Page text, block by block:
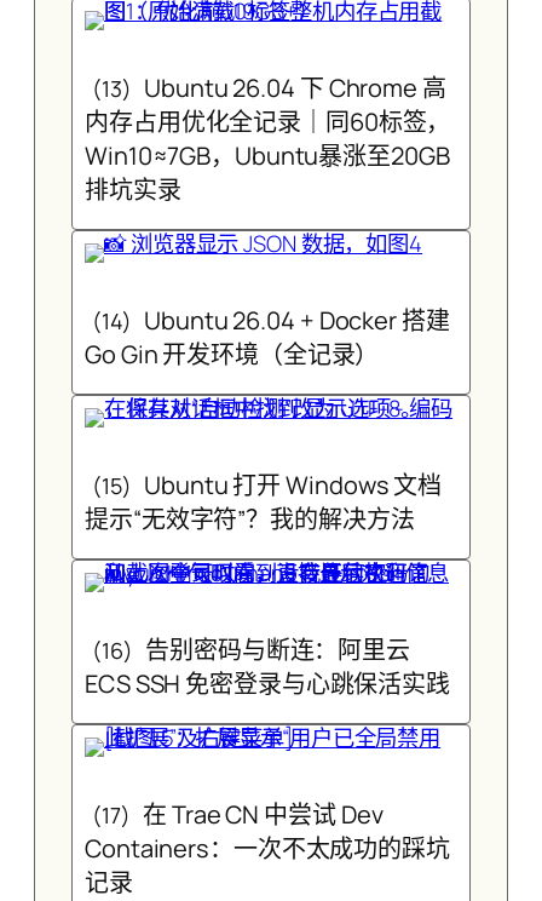
(13) Ubuntu 26.04 下 Chrome 高
内存占用优化全记录｜同60标签，
Win10≈7GB，Ubuntu暴涨至20GB
排坑实录
(14) Ubuntu 26.04 + Docker 搭建
Go Gin 开发环境（全记录）
(15) Ubuntu 打开 Windows 文档
提示“无效字符”？我的解决方法
(16) 告别密码与断连：阿里云
ECS SSH 免密登录与心跳保活实践
(17) 在 Trae CN 中尝试 Dev
Containers：一次不太成功的踩坑
记录